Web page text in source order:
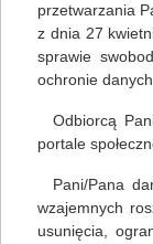
Na skróty
przetwarzania
z dnia 27
sprawie
ochronie
Odbiorcą
portale
Pani/Pana
wzajemnych
usunięcia,